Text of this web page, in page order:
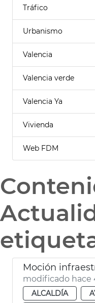
Tráfico
Urbanismo
Valencia
Valencia verde
Valencia Ya
Vivienda
Web FDM
Moción
modificado hace
ALCALDÍA